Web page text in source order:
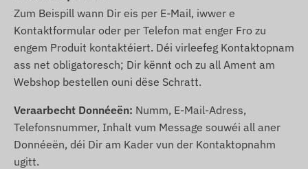
Zum Beispill wann Dir eis per E-Mail, iwwer e
Kontaktformular oder per Telefon mat enger Fro zu
engem Produit kontaktéiert. Déi virleefeg Kontaktopnam
ass net obligatoresch; Dir kënnt och zu all Ament am
Webshop bestellen ouni dëse Schratt.
Veraarbecht Donnéeën: Numm, E-Mail-Adress,
Telefonsnummer, Inhalt vum Message souwéi all aner
Donnéeën, déi Dir am Kader vun der Kontaktopnahm
ugitt.